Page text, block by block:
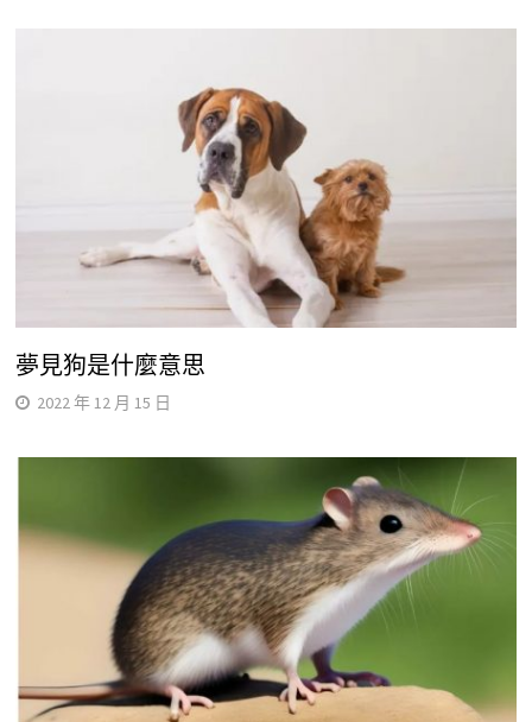
夢見狗是什麼意思
2022 年 12 月 15 日